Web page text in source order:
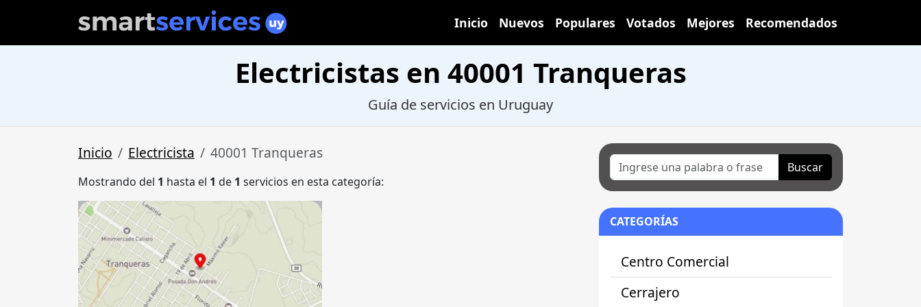
Inicio Nuevos Populares Votados Mejores Recomendados
Electricistas en 40001 Tranqueras
Guía de servicios en Uruguay
Inicio Electricista 40001 Tranqueras
Mostrando del 1 hasta el 1 de 1 servicios en esta categoría:
Buscar
CATEGORÍAS
Centro Comercial
Cerrajero